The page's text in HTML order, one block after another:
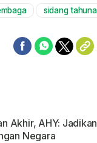
sidang
Akhir, AHY:
Negara